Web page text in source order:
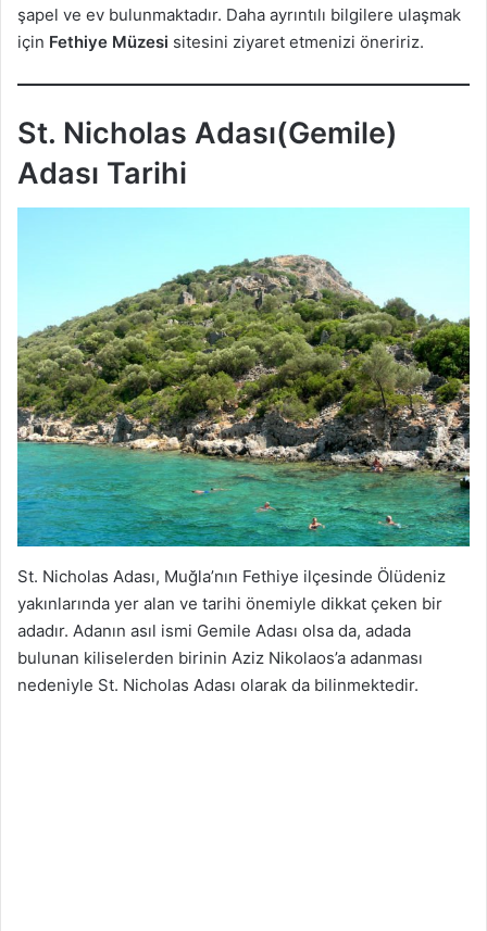
şapel ve ev bulunmaktadır. Daha ayrıntılı bilgilere ulaşmak
için Fethiye Müzesi sitesini ziyaret etmenizi öneririz.
St. Nicholas Adası(Gemile)
Adası Tarihi
St. Nicholas Adası, Muğla’nın Fethiye ilçesinde Ölüdeniz
yakınlarında yer alan ve tarihi önemiyle dikkat çeken bir
adadır. Adanın asıl ismi Gemile Adası olsa da, adada
bulunan kiliselerden birinin Aziz Nikolaos’a adanması
nedeniyle St. Nicholas Adası olarak da bilinmektedir.